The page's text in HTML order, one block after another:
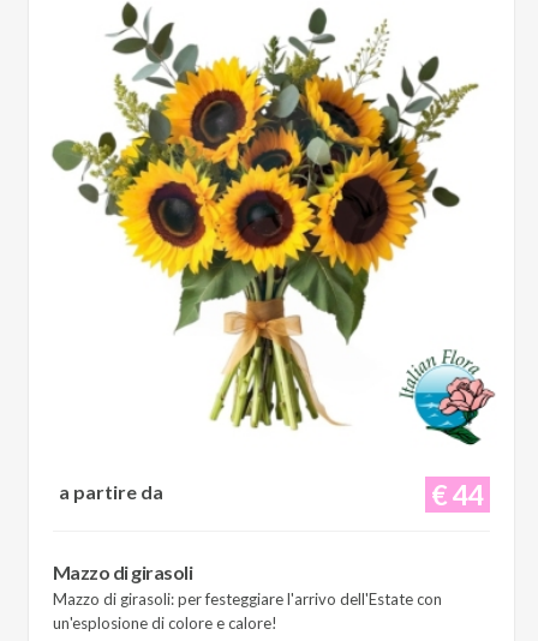
€ 44
a partire da
Mazzo di girasoli
Mazzo di girasoli: per festeggiare l'arrivo dell'Estate con
un'esplosione di colore e calore!